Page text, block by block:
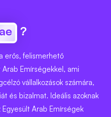
?
erős, felismerhető
Emírségekkel, ami
vállalkozások számára,
és bizalmat. Ideális azoknak
Arab Emírségek